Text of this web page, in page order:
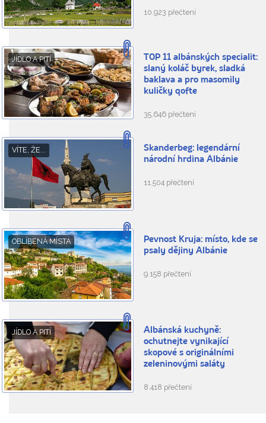
10.923 přečtení
JÍDLO A PITÍ
TOP 11 albánských specialit:
slaný koláč byrek, sladká
baklava a pro masomily
kuličky qofte
35.646 přečtení
VÍTE, ŽE...
Skanderbeg: legendární
národní hrdina Albánie
11.504 přečtení
OBLÍBENÁ MÍSTA
Pevnost Kruja: místo, kde se
psaly dějiny Albánie
9.158 přečtení
JÍDLO A PITÍ
Albánská kuchyně:
ochutnejte vynikající
skopové s originálními
zeleninovými saláty
8.418 přečtení